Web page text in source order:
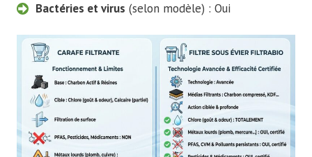
Bactéries et virus (selon modèle) : Oui